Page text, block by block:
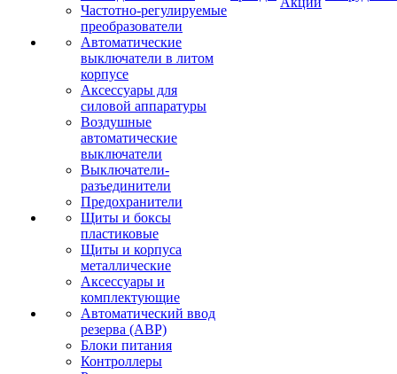
Частотно-регулируемые
преобразователи
Автоматические
выключатели в литом
корпусе
Аксессуары для
силовой аппаратуры
Воздушные
автоматические
выключатели
Выключатели-
разъединители
Предохранители
Щиты и боксы
пластиковые
Щиты и корпуса
металлические
Аксессуары и
комплектующие
Автоматический ввод
резерва (АВР)
Блоки питания
Контроллеры